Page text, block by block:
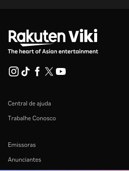
Central de ajuda
Trabalhe Conosco
Emissoras
Anunciantes